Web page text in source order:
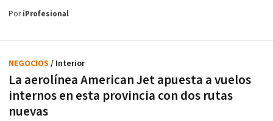
PoriProfesional
La aerolínea American Jet apuesta a vuelos
internos en esta provincia con dos rutas
nuevas
NEGOCIOS / Interior